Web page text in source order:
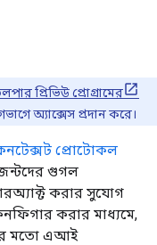
প্রিভিউ প্রোগ্রামের
অ্যাক্সেস প্রদান করে।
প্রোটোকল
গুগল
করার সুযোগ
করার মাধ্যমে,
মতো এআই